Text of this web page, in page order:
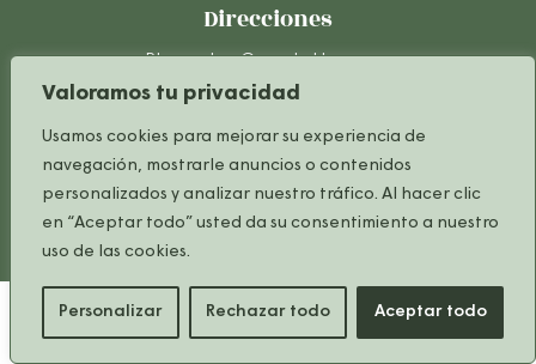
Valoramos tu privacidad
Usamos cookies para mejorar su experiencia de
navegación, mostrarle anuncios o contenidos
personalizados y analizar nuestro tráfico. Al hacer clic
en “Aceptar todo” usted da su consentimiento a nuestro
uso de las cookies.
Personalizar Rechazar todo Aceptar todo
Direcciones
Place des Grands Hommes
33000 Bordeaux
Tram B et C / Bus : Arrêt Quinconces
Plano del centro comercial
Aviso Legal
Operador turístico